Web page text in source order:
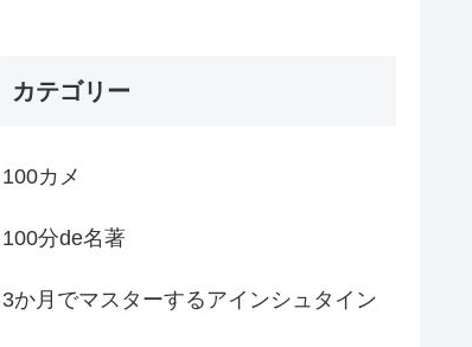
カテゴリー
100カメ
100分de名著
3か月でマスターするアインシュタイン